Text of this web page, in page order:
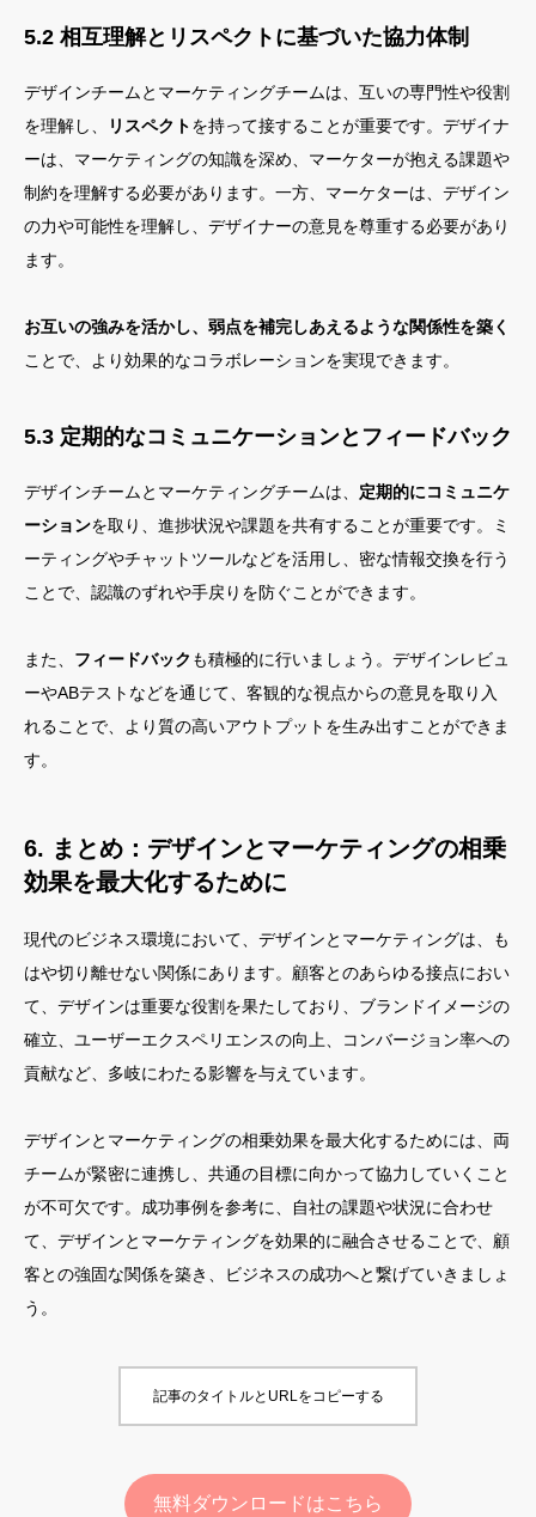
5.2 相互理解とリスペクトに基づいた協力体制
デザインチームとマーケティングチームは、互いの専門性や役割
を理解し、
リスペクトを持って接することが重要です。デザイナ
ーは、マーケティングの知識を深め、マーケターが抱える課題や
制約を理解する必要があります。一方、マーケターは、デザイン
の力や可能性を理解し、デザイナーの意見を尊重する必要があり
ます。
お互いの強みを活かし、弱点を補完しあえるような関係性を築く
ことで、より効果的なコラボレーションを実現できます。
5.3 定期的なコミュニケーションとフィードバック
デザインチームとマーケティングチームは、 定期的にコミュニケ
ーションを取り、進捗状況や課題を共有することが重要です。ミ
ーティングやチャットツールなどを活用し、密な情報交換を行う
ことで、認識のずれや手戻りを防ぐことができます。
また、 フィードバック も積極的に行いましょう。デザインレビュ
ーやABテストなどを通じて、客観的な視点からの意見を取り入
れることで、より質の高いアウトプットを生み出すことができま
す。
6. まとめ：デザインとマーケティングの相乗
効果を最大化するために
現代のビジネス環境において、デザインとマーケティングは、も
はや切り離せない関係にあります。顧客とのあらゆる接点におい
て、デザインは重要な役割を果たしており、ブランドイメージの
確立、ユーザーエクスペリエンスの向上、コンバージョン率への
貢献など、多岐にわたる影響を与えています。
デザインとマーケティングの相乗効果を最大化するためには、両
チームが緊密に連携し、共通の目標に向かって協力していくこと
が不可欠です。成功事例を参考に、自社の課題や状況に合わせ
て、デザインとマーケティングを効果的に融合させることで、顧
客との強固な関係を築き、ビジネスの成功へと繋げていきましょ
う。
記事のタイトルとURLをコピーする
無料ダウンロードはこちら